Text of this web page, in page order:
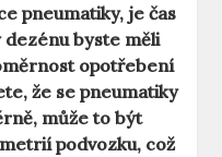
pneumatiky, je čas
dezénu byste měli
opotřebení
že se pneumatiky
může to být
podvozku, což